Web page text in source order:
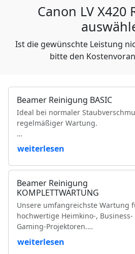
Canon LV X420
Ist die gewünschte Leistung
bitte den
Beamer Reinigung BASIC
Ideal bei normaler
regelmäßiger Wartung.
Leistungsumfang:
Reinigung der Luftfilter und
Reinigung der Kühlkörper
Objektivreinigung
Entfernung loser
Geräteinneren
Prüfung der Bildqualität
Funktionsprüfung
weiterlesen
Beamer Reinigung
KOMPLETTWARTUNG
Unsere umfangreichste Wartung
hochwertige Heimkino-,
Gaming-Projektoren.
Leistungsumfang:
weiterlesen